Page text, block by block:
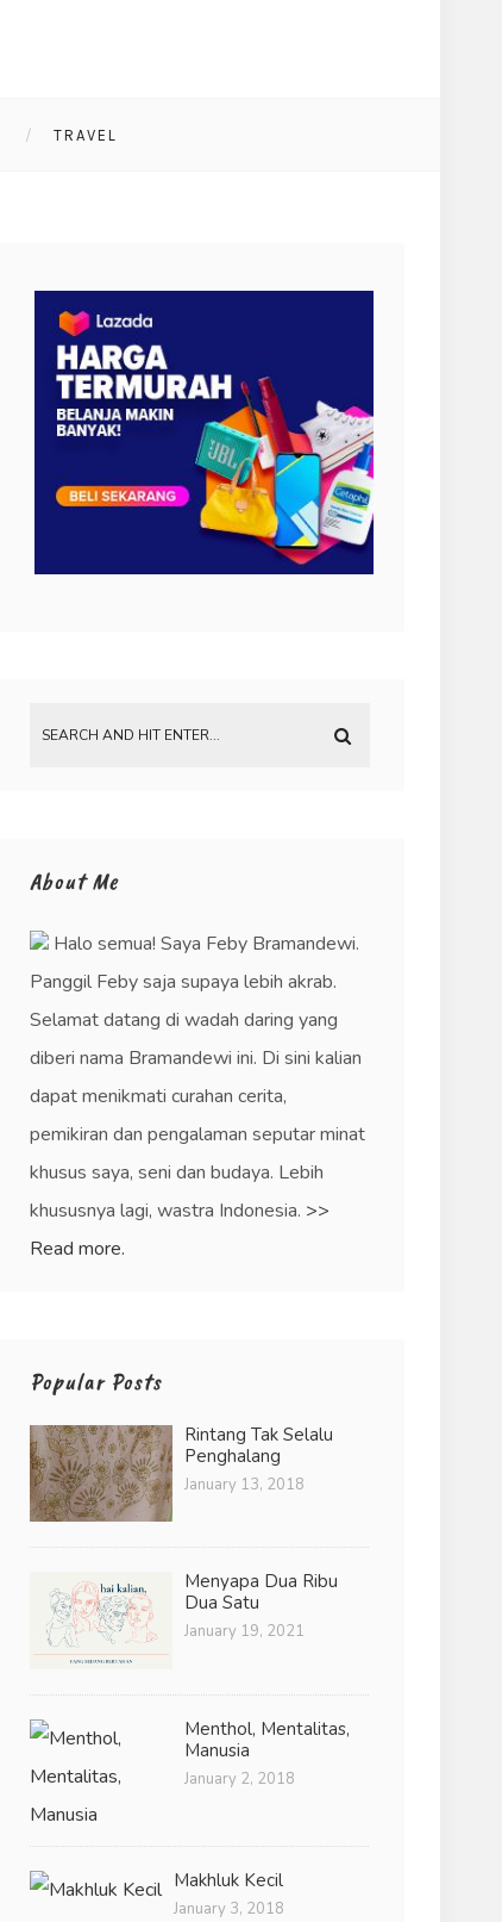
TRAVEL
About Me
Halo semua! Saya Feby Bramandewi.
Panggil Feby saja supaya lebih akrab.
Selamat datang di wadah daring yang
diberi nama Bramandewi ini. Di sini kalian
dapat menikmati curahan cerita,
pemikiran dan pengalaman seputar minat
khusus saya, seni dan budaya. Lebih
khususnya lagi, wastra Indonesia. >>
Read more.
Popular Posts
Rintang Tak Selalu
Penghalang
January 13, 2018
Menyapa Dua Ribu
Dua Satu
January 19, 2021
Menthol, Mentalitas,
Manusia
January 2, 2018
Makhluk Kecil
January 3, 2018